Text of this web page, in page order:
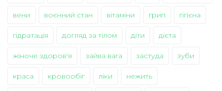
вени воєнний стан вітаміни грип гігієна
гідратація догляд за тілом діти дієта
жіноче здоров'я зайва вага застуда зуби
краса кровообіг ліки нежить